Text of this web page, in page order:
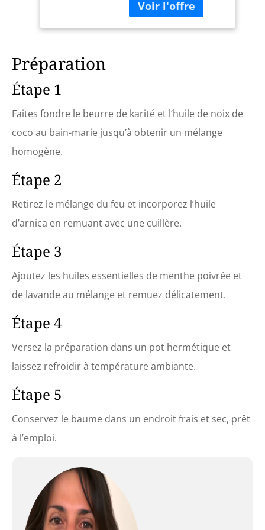
corps en verre
transparent vous
permet de voir le
D 8,5 x H 10,5 cm,
chaque bocal offre une
bombée Disponibles en
plusieurs tailles,
parfaits pour conserver
rondelle en caoutchouc
100% naturel Diamètre
: 85mm Elle est à usage
Préparation
Étape 1
Faites fondre le beurre de karité et l’huile de noix de
coco au bain-marie jusqu’à obtenir un mélange
homogène.
Étape 2
Retirez le mélange du feu et incorporez l’huile
d’arnica en remuant avec une cuillère.
Étape 3
Ajoutez les huiles essentielles de menthe poivrée et
de lavande au mélange et remuez délicatement.
Étape 4
Versez la préparation dans un pot hermétique et
laissez refroidir à température ambiante.
Étape 5
Conservez le baume dans un endroit frais et sec, prêt
à l’emploi.